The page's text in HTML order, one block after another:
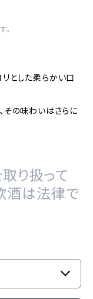
。
とした柔らかい口
その味わいはさらに
り扱って
酒は法律で